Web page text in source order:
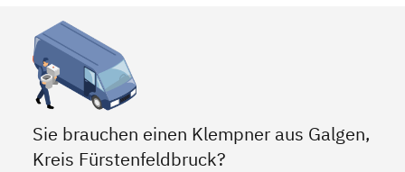
Sie brauchen einen Klempner aus Galgen,
Kreis Fürstenfeldbruck?